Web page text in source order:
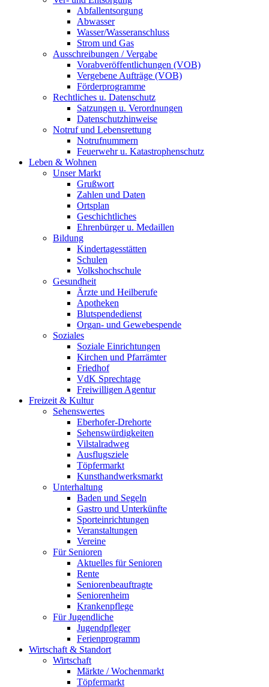
Abfallentsorgung
Abwasser
Wasser/Wasseranschluss
Strom und Gas
Ausschreibungen / Vergabe
Vorabveröffentlichungen (VOB)
Vergebene Aufträge (VOB)
Förderprogramme
Rechtliches u. Datenschutz
Satzungen u. Verordnungen
Datenschutzhinweise
Notruf und Lebensrettung
Notrufnummern
Feuerwehr u. Katastrophenschutz
Leben & Wohnen
Unser Markt
Grußwort
Zahlen und Daten
Ortsplan
Geschichtliches
Ehrenbürger u. Medaillen
Bildung
Kindertagesstätten
Schulen
Volkshochschule
Gesundheit
Ärzte und Heilberufe
Apotheken
Blutspendedienst
Organ- und Gewebespende
Soziales
Soziale Einrichtungen
Kirchen und Pfarrämter
Friedhof
VdK Sprechtage
Freiwilligen Agentur
Freizeit & Kultur
Sehenswertes
Eberhofer-Drehorte
Sehenswürdigkeiten
Vilstalradweg
Ausflugsziele
Töpfermarkt
Kunsthandwerksmarkt
Unterhaltung
Baden und Segeln
Gastro und Unterkünfte
Sporteinrichtungen
Veranstaltungen
Vereine
Für Senioren
Aktuelles für Senioren
Rente
Seniorenbeauftragte
Seniorenheim
Krankenpflege
Für Jugendliche
Jugendpfleger
Ferienprogramm
Wirtschaft & Standort
Wirtschaft
Märkte / Wochenmarkt
Töpfermarkt